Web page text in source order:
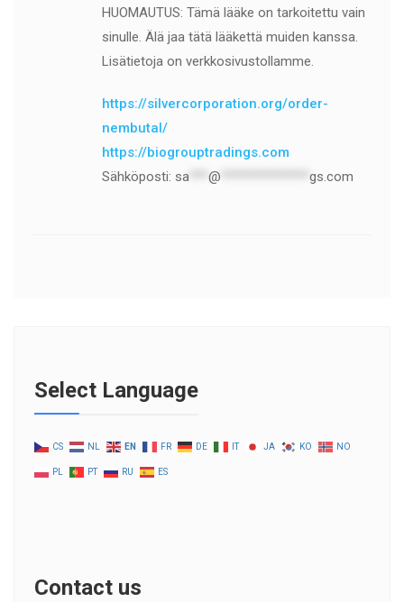
HUOMAUTUS: Tämä lääke on tarkoitettu vain
sinulle. Älä jaa tätä lääkettä muiden kanssa.
Lisätietoja on verkkosivustollamme.
https://silvercorporation.org/order-
nembutal/
https://biogrouptradings.com
Sähköposti: sa*** @ gs.com
Select Language
CS NL EN FR DE IT JA KO NO
PL PT RU ES
Contact us